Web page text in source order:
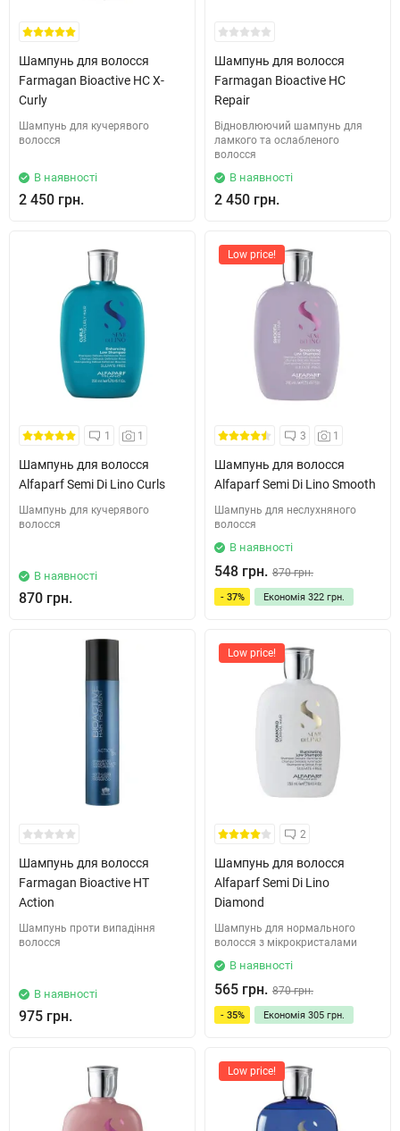
Шампунь для волосся
Farmagan Bioactive HC X-
Curly
Шампунь для кучерявого
волосся
В наявності
2 450 грн.
Шампунь для волосся
Farmagan Bioactive HC
Repair
Відновлюючий шампунь для
ламкого та ослабленого
волосся
В наявності
2 450 грн.
1 1
Шампунь для волосся
Alfaparf Semi Di Lino Curls
Шампунь для кучерявого
волосся
В наявності
870 грн.
Low price!
3 1
Шампунь для волосся
Alfaparf Semi Di Lino Smooth
Шампунь для неслухняного
волосся
В наявності
548 грн. 870 грн.
- 37% Економія 322 грн.
Шампунь для волосся
Farmagan Bioactive HT
Action
Шампунь проти випадіння
волосся
В наявності
975 грн.
Low price!
2
Шампунь для волосся
Alfaparf Semi Di Lino
Diamond
Шампунь для нормального
волосся з мікрокристалами
В наявності
565 грн. 870 грн.
- 35% Економія 305 грн.
Low price!